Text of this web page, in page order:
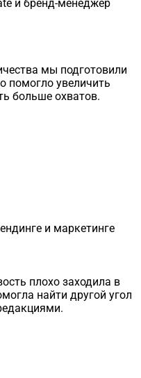
и бренд-менеджер
мы подготовили
помогло увеличить
больше охватов.
и маркетинге
плохо заходила в
найти другой угол